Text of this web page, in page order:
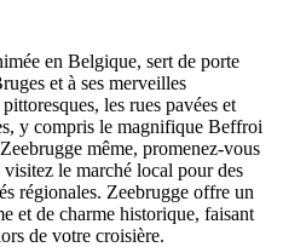
en Belgique, sert de porte
et à ses merveilles
les rues pavées et
y compris le magnifique Beffroi
même, promenez-vous
le marché local pour des
régionales. Zeebrugge offre un
et de charme historique, faisant
de votre croisière.